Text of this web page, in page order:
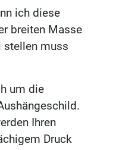
ich diese
breiten Masse
stellen muss
um die
Ihren
Druck